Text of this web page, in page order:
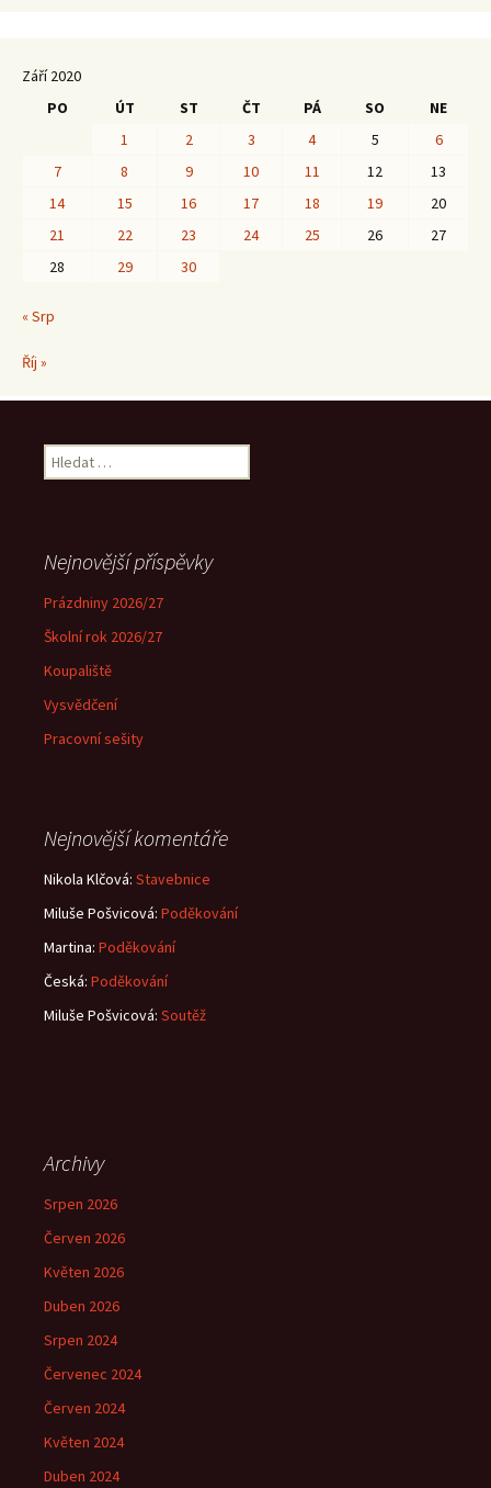
Září 2020
PO
ÚT ST ČT PÁ SO
NE
1
2 3 4 5
6
7
8 9 10 11 12
13
14
15 16 17 18 19
20
21
22 23 24 25 26
27
28
29 30
« Srp
Říj »
Vyhledávání
Nejnovější příspěvky
Prázdniny 2026/27
Školní rok 2026/27
Koupaliště
Vysvědčení
Pracovní sešity
Nejnovější komentáře
Nikola Klčová: Stavebnice
Miluše Pošvicová: Poděkování
Martina: Poděkování
Česká: Poděkování
Miluše Pošvicová: Soutěž
Archivy
Srpen 2026
Červen 2026
Květen 2026
Duben 2026
Srpen 2024
Červenec 2024
Červen 2024
Květen 2024
Duben 2024